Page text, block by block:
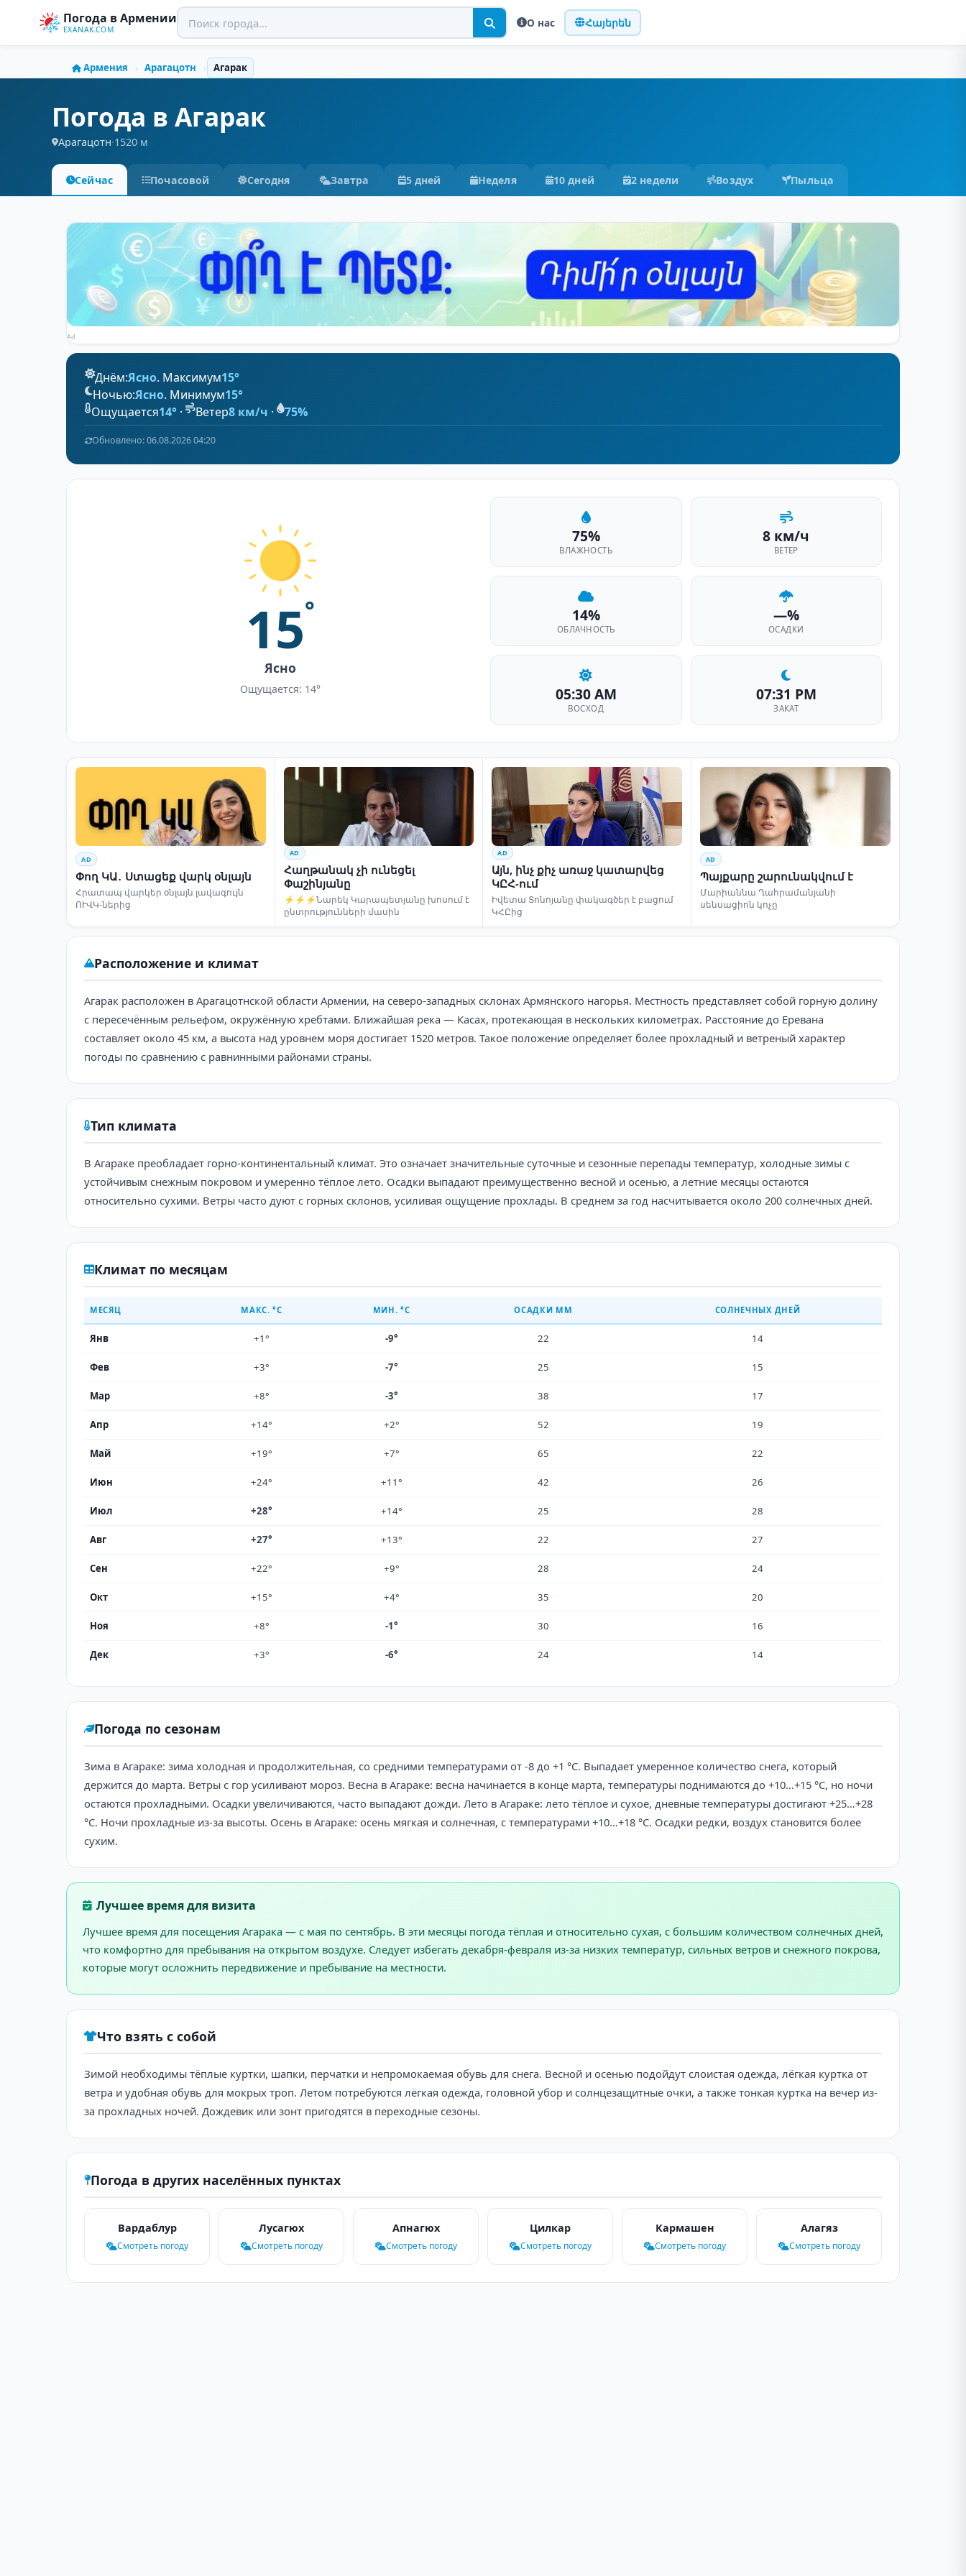
Погода в Армении
EXANAK.COM
О нас Հայերեն
Армения › Арагацотн › Агарак
Погода в Агарак
Арагацотн·1520 м
Сейчас Почасовой Сегодня Завтра 5 дней Неделя 10 дней 2 недели Воздух Пыльца
Ad
Днём:Ясно. Максимум15°
Ночью:Ясно. Минимум15°
Ощущается14° · Ветер8 км/ч · 75%
Обновлено: 06.08.2026 04:20
15°
Ясно
Ощущается: 14°
75%
ВЛАЖНОСТЬ
8 км/ч
ВЕТЕР
14%
ОБЛАЧНОСТЬ
—%
ОСАДКИ
05:30 AM
ВОСХОД
07:31 PM
ЗАКАТ
AD
Փող ԿԱ․ Ստացեք վարկ օնլայն
Հրատապ վարկեր օնլայն լավագույն
ՈՒՎԿ-ներից
AD
Հաղթանակ չի ունեցել
Փաշինյանը
⚡⚡⚡Նարեկ Կարապետյանը խոսում է
ընտրությունների մասին
AD
Այն, ինչ քիչ առաջ կատարվեց
ԿԸՀ-ում
Իվետա Տոնոյանը փակագծեր է բացում
ԿՀԸից
AD
Պայքարը շարունակվում է
Մարիաննա Ղահրամանյանի
սենսացիոն կոչը
Расположение и климат
Агарак расположен в Арагацотнской области Армении, на северо-западных склонах Армянского нагорья. Местность представляет собой горную долину
с пересечённым рельефом, окружённую хребтами. Ближайшая река — Касах, протекающая в нескольких километрах. Расстояние до Еревана
составляет около 45 км, а высота над уровнем моря достигает 1520 метров. Такое положение определяет более прохладный и ветреный характер
погоды по сравнению с равнинными районами страны.
Тип климата
В Агараке преобладает горно-континентальный климат. Это означает значительные суточные и сезонные перепады температур, холодные зимы с
устойчивым снежным покровом и умеренно тёплое лето. Осадки выпадают преимущественно весной и осенью, а летние месяцы остаются
относительно сухими. Ветры часто дуют с горных склонов, усиливая ощущение прохлады. В среднем за год насчитывается около 200 солнечных дней.
Климат по месяцам
МЕСЯЦ МАКС. °C МИН. °C ОСАДКИ ММ СОЛНЕЧНЫХ ДНЕЙ
Янв +1° -9° 22 14
Фев +3° -7° 25 15
Мар +8° -3° 38 17
Апр +14° +2° 52 19
Май +19° +7° 65 22
Июн +24° +11° 42 26
Июл +28° +14° 25 28
Авг +27° +13° 22 27
Сен +22° +9° 28 24
Окт +15° +4° 35 20
Ноя +8° -1° 30 16
Дек +3° -6° 24 14
Погода по сезонам
Зима в Агараке: зима холодная и продолжительная, со средними температурами от -8 до +1 °C. Выпадает умеренное количество снега, который
держится до марта. Ветры с гор усиливают мороз. Весна в Агараке: весна начинается в конце марта, температуры поднимаются до +10…+15 °C, но ночи
остаются прохладными. Осадки увеличиваются, часто выпадают дожди. Лето в Агараке: лето тёплое и сухое, дневные температуры достигают +25…+28
°C. Ночи прохладные из-за высоты. Осень в Агараке: осень мягкая и солнечная, с температурами +10…+18 °C. Осадки редки, воздух становится более
сухим.
Лучшее время для визита
Лучшее время для посещения Агарака — с мая по сентябрь. В эти месяцы погода тёплая и относительно сухая, с большим количеством солнечных дней,
что комфортно для пребывания на открытом воздухе. Следует избегать декабря-февраля из-за низких температур, сильных ветров и снежного покрова,
которые могут осложнить передвижение и пребывание на местности.
Что взять с собой
Зимой необходимы тёплые куртки, шапки, перчатки и непромокаемая обувь для снега. Весной и осенью подойдут слоистая одежда, лёгкая куртка от
ветра и удобная обувь для мокрых троп. Летом потребуются лёгкая одежда, головной убор и солнцезащитные очки, а также тонкая куртка на вечер из-
за прохладных ночей. Дождевик или зонт пригодятся в переходные сезоны.
Погода в других населённых пунктах
Вардаблур
Смотреть погоду
Лусагюх
Смотреть погоду
Апнагюх
Смотреть погоду
Цилкар
Смотреть погоду
Кармашен
Смотреть погоду
Алагяз
Смотреть погоду